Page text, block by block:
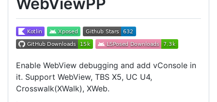
Enable WebView debugging and add vConsole in
it. Support WebView, TBS X5, UC U4,
Crosswalk(XWalk), XWeb.